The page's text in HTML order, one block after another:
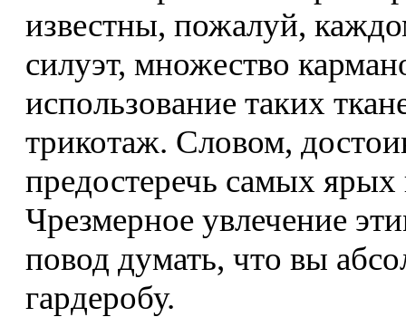
известны, пожалуй,
силуэт, множество
использование таких
трикотаж. Словом,
предостеречь самых
Чрезмерное увлечение
повод думать, что вы
гардеробу.